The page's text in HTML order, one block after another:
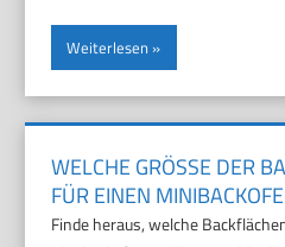
Weiterlesen
WELCHE GRÖSSE DER
ÜR EINEN
Finde heraus, welche